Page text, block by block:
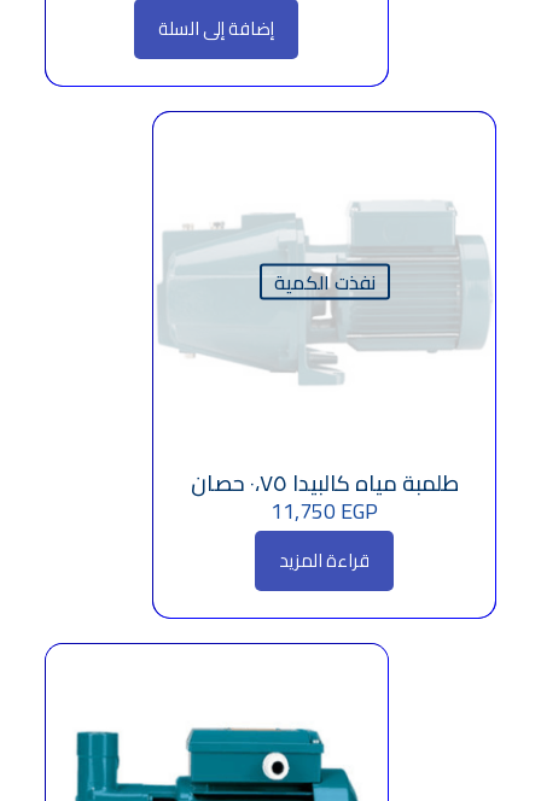
إضافة إلى السلة
نفذت الكمية
طلمبة مياه كالبيدا ٠،٧٥ حصان
11,750EGP
قراءة المزيد